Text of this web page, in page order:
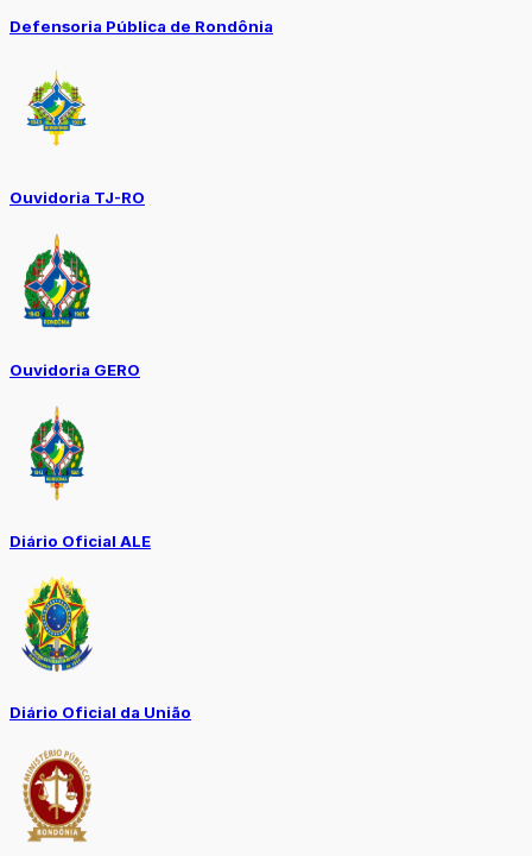
Defensoria Pública de Rondônia
Ouvidoria TJ-RO
Ouvidoria GERO
Diário Oficial ALE
Diário Oficial da União